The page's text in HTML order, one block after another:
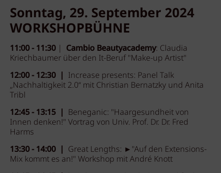
Sonntag, 29. September 2024
WORKSHOPBÜHNE
11:00 - 11:30 | Cambio Beautyacademy: Claudia
Kriechbaumer über den It-Beruf "Make-up Artist"
12:00 - 12:30 | Increase presents: Panel Talk
„Nachhaltigkeit 2.0“ mit Christian Bernatzky und Anita
Tribl
12:45 - 13:15 | Beneganic: "Haargesundheit von
Innen denken!" Vortrag von Univ. Prof. Dr. Dr. Fred
Harms
13:30 - 14:00 | Great Lengths: ►"Auf den Extensions-
Mix kommt es an!" Workshop mit André Knott